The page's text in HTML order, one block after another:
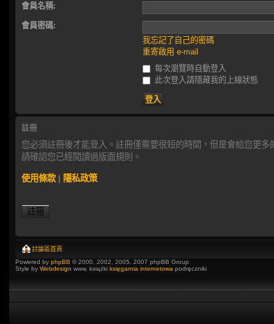
會員名稱:
會員密碼:
我忘記了自己的密碼
重寄啟用 e-mail
每次瀏覽時自動登入
此次登入請隱藏我的上線狀態
註冊
您必須註冊後才能登入。註冊僅需要很短的時間，但是會給您更
請確認您已經閱讀過版面規則。
使用條款| 隱私政策
註冊
討論區首頁
Powered by phpBB © 2000, 2002, 2005, 2007 phpBB Group
Style by Webdesign www, książki księgarnia internetowa podręczniki